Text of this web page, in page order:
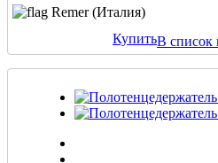
Remer (Италия)
КупитьВ список